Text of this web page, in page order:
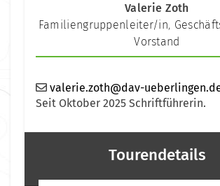
Valerie Zoth
Familiengruppenleiter/in,
Vorstand
valerie.zoth@dav-
Seit Oktober 2025 Schriftführerin.
Tourendetails